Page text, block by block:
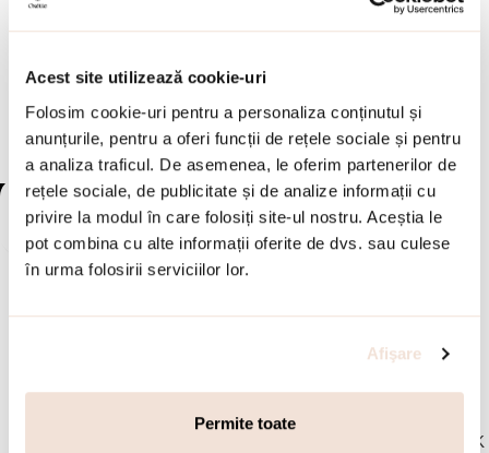
Acest site utilizează cookie-uri
Folosim cookie-uri pentru a personaliza conținutul și
anunțurile, pentru a oferi funcții de rețele sociale și pentru
a analiza traficul. De asemenea, le oferim partenerilor de
rețele sociale, de publicitate și de analize informații cu
privire la modul în care folosiți site-ul nostru. Aceștia le
pot combina cu alte informații oferite de dvs. sau culese
în urma folosirii serviciilor lor.
Afişare
Permite toate
SELECTEAZA SELECTEAZA
NOU NOU
Inel statement placat cu aur 18K